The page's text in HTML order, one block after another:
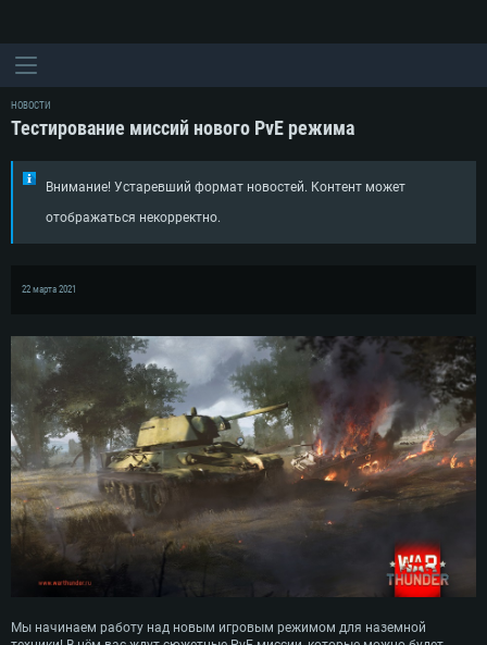
НОВОСТИ
Тестирование миссий нового PvE режима
Внимание! Устаревший формат новостей. Контент может
отображаться некорректно.
22 марта 2021
Мы начинаем работу над новым игровым режимом для наземной